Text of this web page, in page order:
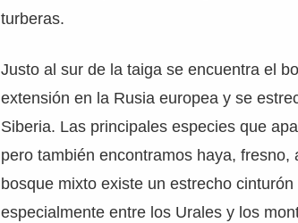
turberas.
Justo al sur de la taiga se encuentra el
extensión en la Rusia europea y se
Siberia. Las principales especies que
pero también encontramos haya,
bosque mixto existe un estrecho
especialmente entre los Urales y los